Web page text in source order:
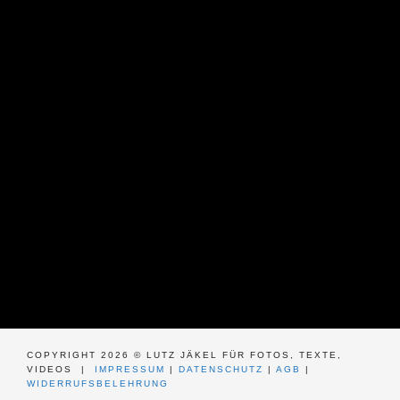
COPYRIGHT 2026 © LUTZ JÄKEL FÜR FOTOS, TEXTE,
VIDEOS | IMPRESSUM | DATENSCHUTZ | AGB
|
WIDERRUFSBELEHRUNG